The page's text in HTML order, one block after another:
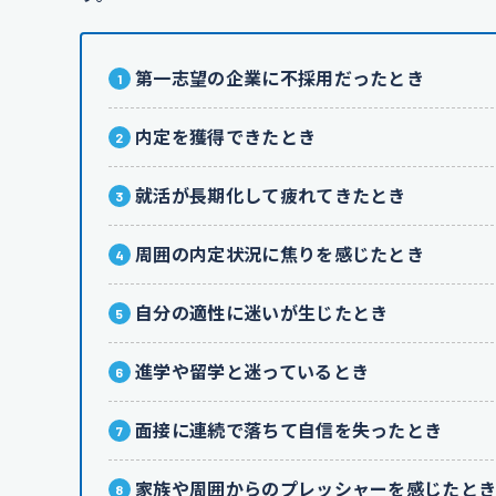
第一志望の企業に不採用だったとき
内定を獲得できたとき
就活が長期化して疲れてきたとき
周囲の内定状況に焦りを感じたとき
自分の適性に迷いが生じたとき
進学や留学と迷っているとき
面接に連続で落ちて自信を失ったとき
家族や周囲からのプレッシャーを感じたとき